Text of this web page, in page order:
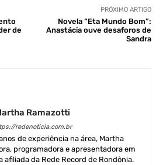
de
PRÓXIMO ARTIGO
Novela “Eta Mundo Bom”:
Anastácia ouve desaforos de
Sandra
Ramazotti
redenoticia.com.br
de experiência na área, Martha
programadora e apresentadora em
afiliada da Rede Record de Rondônia.